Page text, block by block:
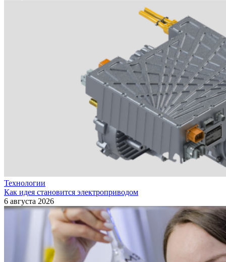
Технологии
Как идея становится электроприводом
6 августа 2026